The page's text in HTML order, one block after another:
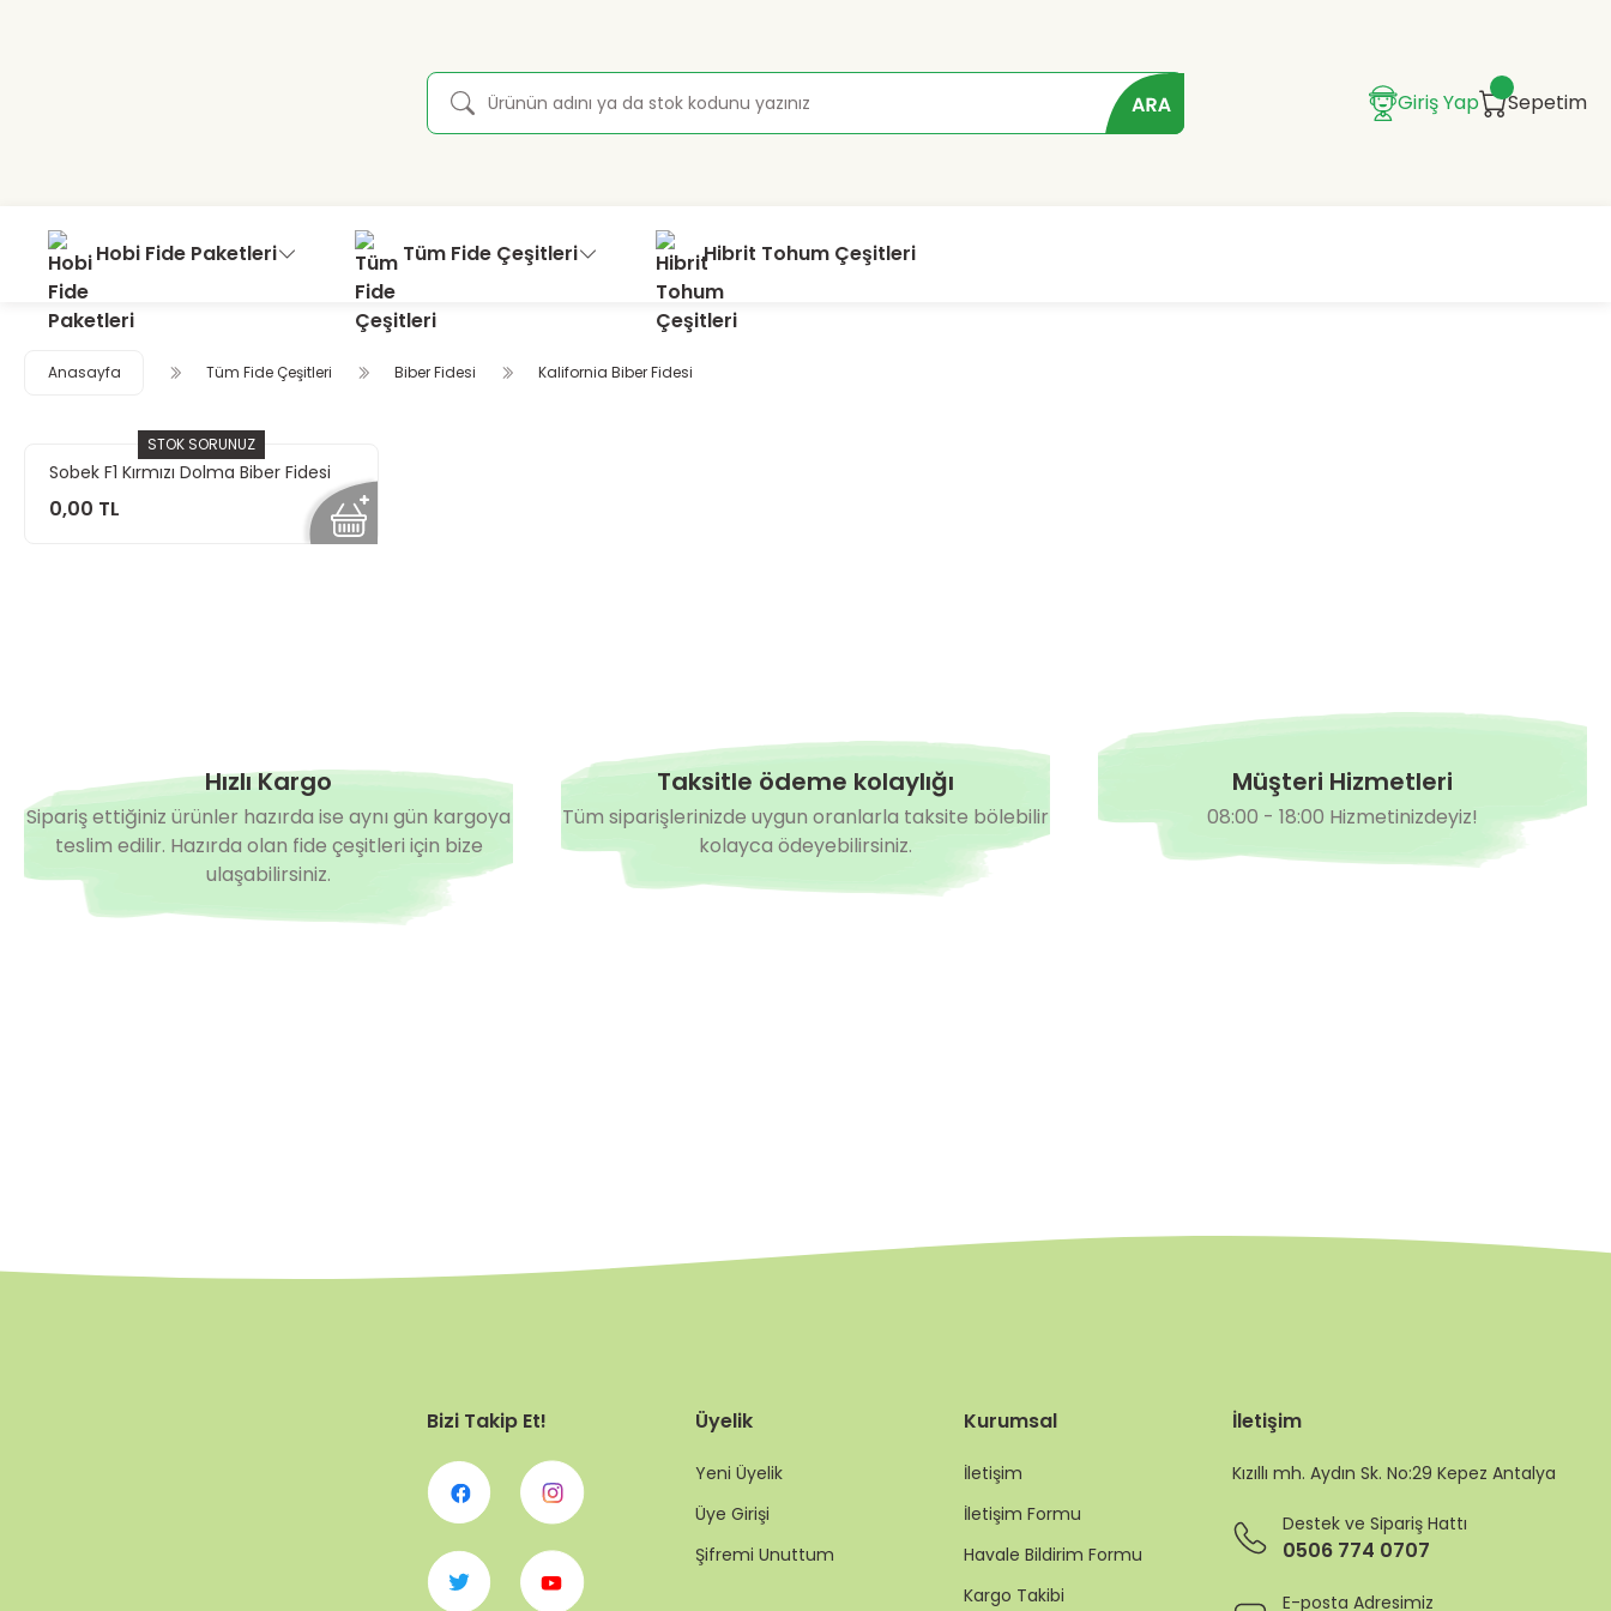
Giriş Yap Sepetim
Hobi Fide Paketleri Tüm Fide Çeşitleri Hibrit Tohum Çeşitleri
Anasayfa Tüm Fide Çeşitleri Biber Fidesi Kalifornia Biber Fidesi
STOK SORUNUZ
Sobek F1 Kırmızı Dolma Biber Fidesi
0,00 TL
Hızlı Kargo
Sipariş ettiğiniz ürünler hazırda ise aynı gün kargoya
teslim edilir. Hazırda olan fide çeşitleri için bize
ulaşabilirsiniz.
Taksitle ödeme kolaylığı
Tüm siparişlerinizde uygun oranlarla taksite bölebilir
kolayca ödeyebilirsiniz.
Müşteri Hizmetleri
08:00 - 18:00 Hizmetinizdeyiz!
Bizi Takip Et! Üyelik
Yeni Üyelik
Üye Girişi
Şifremi Unuttum
Kurumsal
İletişim
İletişim Formu
Havale Bildirim Formu
Kargo Takibi
İletişim
Kızıllı mh. Aydın Sk. No:29 Kepez Antalya
Destek ve Sipariş Hattı
0506 774 0707
E-posta Adresimiz